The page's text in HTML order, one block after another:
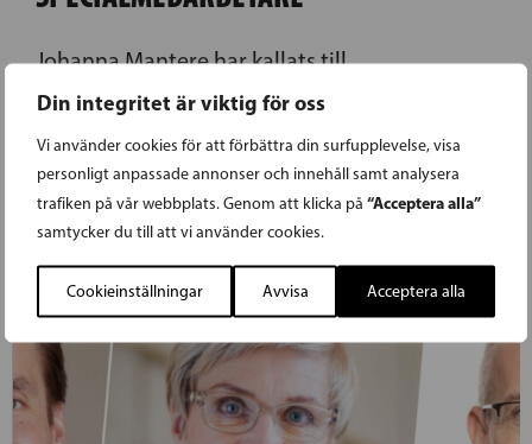
Din integritet är viktig för oss
Vi använder cookies för att förbättra din surfupplevelse, visa
personligt anpassade annonser och innehåll samt analysera
trafiken på vår webbplats. Genom att klicka på “Acceptera alla”
samtycker du till att vi använder cookies.
Cookieinställningar Avvisa Acceptera alla
Johanna Mantere har kallats till
specialmedarbetare för
Undervisningsminister Anders Adlercreutz.
LÄS FÖREGÅENDE ARTIKEL